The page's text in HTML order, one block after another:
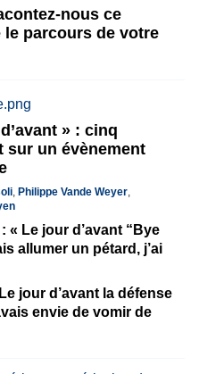
nous ce
parcours de votre
» : cinq
sur un évènement
, Philippe Vande Weyer,
« Le jour d’avant “Bye
allumer un pétard, j’ai
jour d’avant la défense
envie de vomir de